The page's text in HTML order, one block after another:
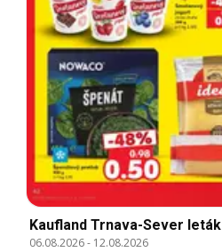
Kaufland Trnava-Sever leták
06.08.2026- 12.08.2026